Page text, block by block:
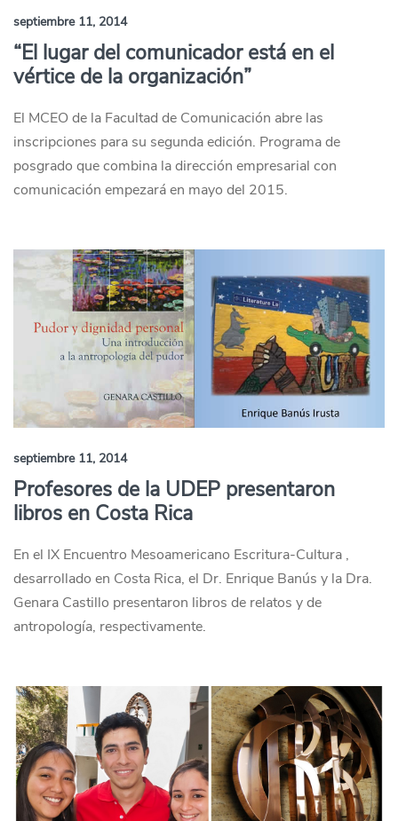
septiembre 11, 2014
“El lugar del comunicador está en el
vértice de la organización”
El MCEO de la Facultad de Comunicación abre las
inscripciones para su segunda edición. Programa de
posgrado que combina la dirección empresarial con
comunicación empezará en mayo del 2015.
septiembre 11, 2014
Profesores de la UDEP presentaron
libros en Costa Rica
En el IX Encuentro Mesoamericano Escritura-Cultura ,
desarrollado en Costa Rica, el Dr. Enrique Banús y la Dra.
Genara Castillo presentaron libros de relatos y de
antropología, respectivamente.